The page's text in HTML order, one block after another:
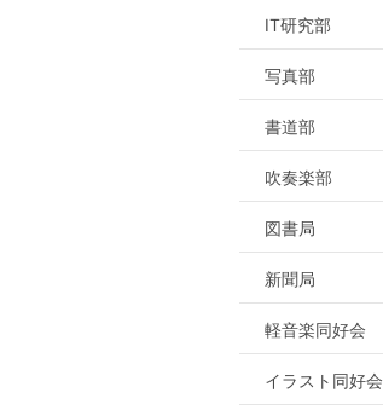
IT研究部
写真部
書道部
吹奏楽部
図書局
新聞局
軽音楽同好会
イラスト同好会